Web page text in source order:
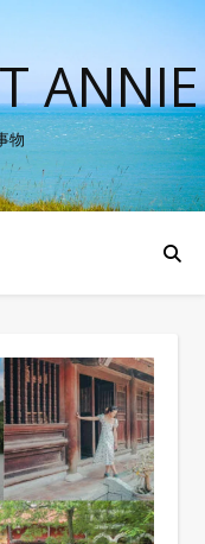
ANNIE
物